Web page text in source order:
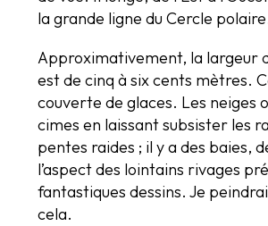
la grande ligne du Cercle
Approximativement, la largeur
est de cinq à six cents mètres.
couverte de glaces. Les neiges
cimes en laissant subsister les
pentes raides ; il y a des baies,
l’aspect des lointains rivages
fantastiques dessins. Je
cela.